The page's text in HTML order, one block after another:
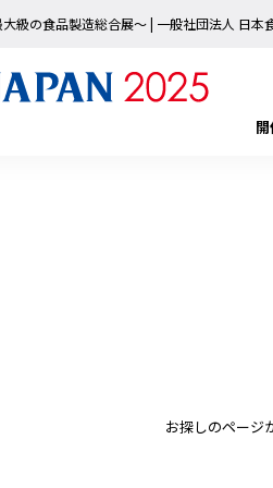
大級の食品製造総合展〜 | 一般社団法人 日本
お探しのページ